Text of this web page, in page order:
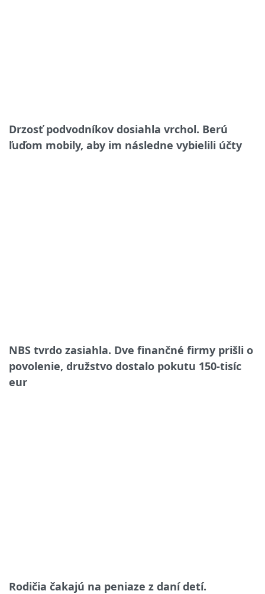
Drzosť podvodníkov dosiahla vrchol. Berú
ľuďom mobily, aby im následne vybielili účty
NBS tvrdo zasiahla. Dve finančné firmy prišli o
povolenie, družstvo dostalo pokutu 150-tisíc
eur
Rodičia čakajú na peniaze z daní detí.